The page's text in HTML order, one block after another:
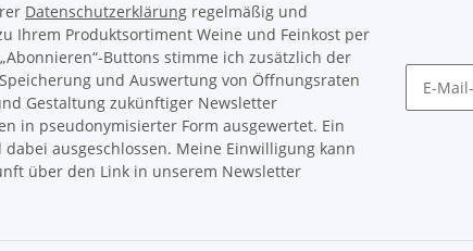
Datenschutzerklärung regelmäßig und
Ihrem Produktsortiment Weine und Feinkost per
Buttons stimme ich zusätzlich der
und Auswertung von Öffnungsraten
Gestaltung zukünftiger Newsletter
in pseudonymisierter Form ausgewertet. Ein
ausgeschlossen. Meine Einwilligung kann
über den Link in unserem Newsletter